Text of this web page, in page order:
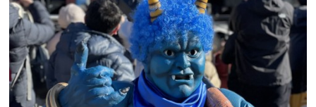
ださい。
■mekke日光郷土センター
https://www.mekke-nikko.com/nikkobori
TEL 0288-25-5715